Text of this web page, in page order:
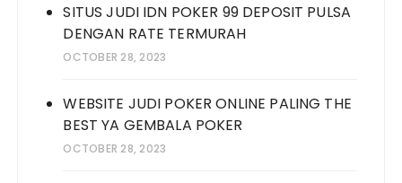
SITUS JUDI IDN POKER 99 DEPOSIT PULSA
DENGAN RATE TERMURAH
OCTOBER 28, 2023
WEBSITE JUDI POKER ONLINE PALING THE
BEST YA GEMBALA POKER
OCTOBER 28, 2023